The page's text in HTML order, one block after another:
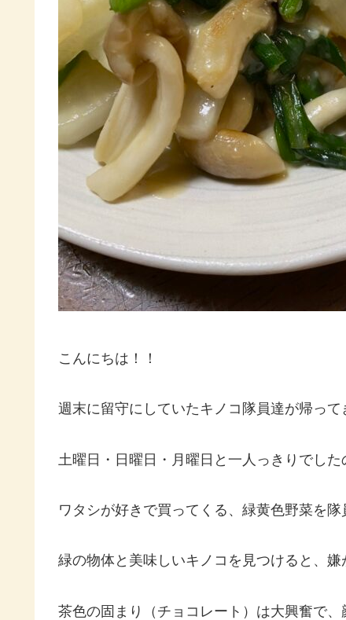
こんにちは！！
週末に留守にしていたキノコ隊員達が帰って
土曜日・日曜日・月曜日と一人っきりでし
ワタシが好きで買ってくる、緑黄色野菜を隊
緑の物体と美味しいキノコを見つけると、嫌
茶色の固まり（チョコレート）は大興奮で